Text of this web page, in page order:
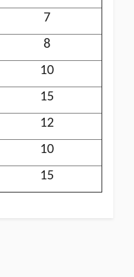
7
8
10
15
12
10
15